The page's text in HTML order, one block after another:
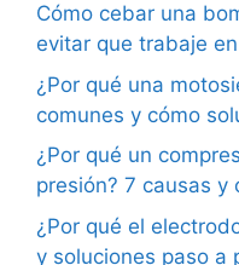
Cómo cebar una
evitar que trabaje
¿Por qué una
comunes y cómo
¿Por qué un
presión? 7 causas y
¿Por qué el
y soluciones paso a